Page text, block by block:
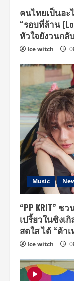
คนไทยเป็นอะไ
“รอบที่ล้าน
หัวใจยังวนกลั
Ice witch
Music
“PP KRIT”
เปรี้ยวในซิงเกิ
สดใส ได้ “ต้า
Ice witch